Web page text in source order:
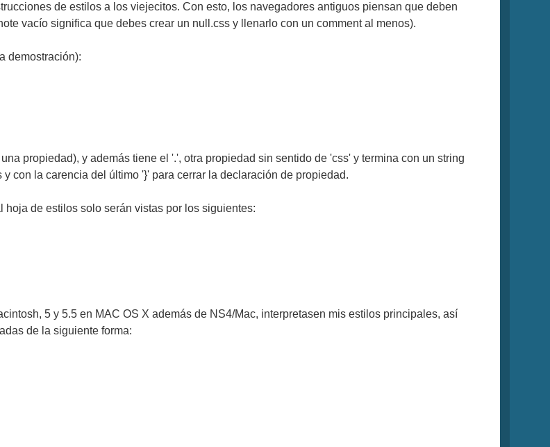
de estilos a los viejecitos. Con esto, los navegadores antiguos piensan que deben
vacío significa que debes crear un null.css y llenarlo con un comment al menos).
demostración):
propiedad), y además tiene el '.', otra propiedad sin sentido de 'css' y termina con un string
con la carencia del último '}' para cerrar la declaración de propiedad.
de estilos solo serán vistas por los siguientes:
5 y 5.5 en MAC OS X además de NS4/Mac, interpretasen mis estilos principales, así
de la siguiente forma: